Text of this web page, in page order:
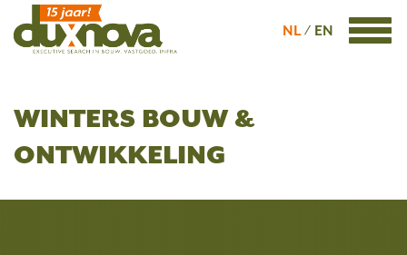
NL EN
WINTERS BOUW &
ONTWIKKELING